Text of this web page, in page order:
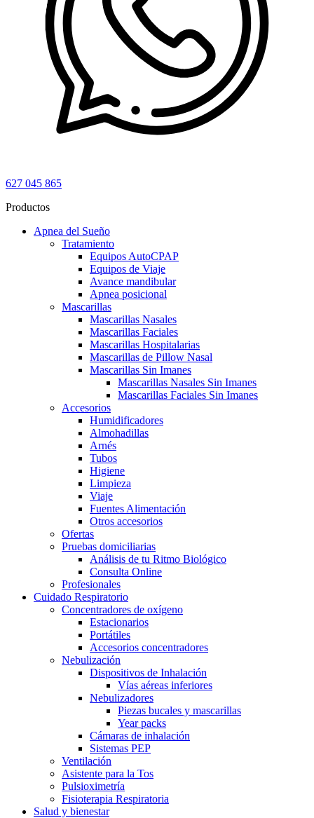
627 045 865
Productos
Apnea del Sueño
Tratamiento
Equipos AutoCPAP
Equipos de Viaje
Avance mandibular
Apnea posicional
Mascarillas
Mascarillas Nasales
Mascarillas Faciales
Mascarillas Hospitalarias
Mascarillas de Pillow Nasal
Mascarillas Sin Imanes
Mascarillas Nasales Sin Imanes
Mascarillas Faciales Sin Imanes
Accesorios
Humidificadores
Almohadillas
Arnés
Tubos
Higiene
Limpieza
Viaje
Fuentes Alimentación
Otros accesorios
Ofertas
Pruebas domiciliarias
Análisis de tu Ritmo Biológico
Consulta Online
Profesionales
Cuidado Respiratorio
Concentradores de oxígeno
Estacionarios
Portátiles
Accesorios concentradores
Nebulización
Dispositivos de Inhalación
Vías aéreas inferiores
Nebulizadores
Piezas bucales y mascarillas
Year packs
Cámaras de inhalación
Sistemas PEP
Ventilación
Asistente para la Tos
Pulsioximetría
Fisioterapia Respiratoria
Salud y bienestar